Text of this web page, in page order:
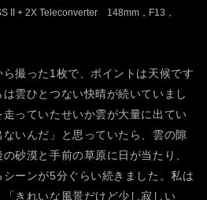
II + 2X Teleconverter 148mm，F13，
撮った1枚で、ポイントは天候です
雲ひとつない快晴が続いていまし
っていたせいか雲が大量に出てい
いんだ」と思っていたら、雲の隙
砂漠と手前の草原に日が当たり、
ーンが5分ぐらい続きました。私は
きれいな風景だけど少し寂しい